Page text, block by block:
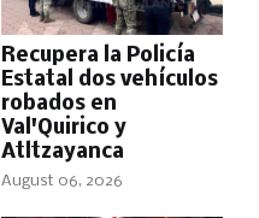
Recupera la Policía
Estatal dos vehículos
robados en
Val'Quirico y
Atltzayanca
August 06, 2026